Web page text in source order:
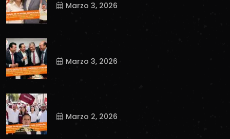
Marzo 3, 2026
Marzo 3, 2026
Marzo 2, 2026